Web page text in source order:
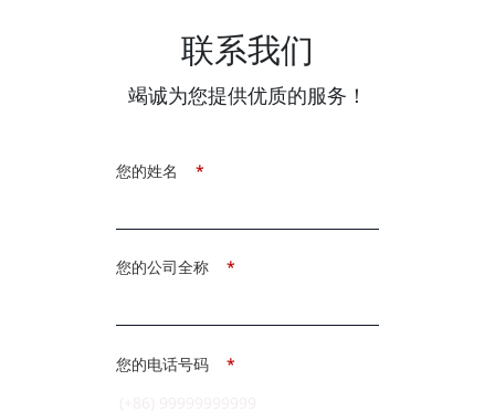
联系我们
竭诚为您提供优质的服务！
*
您的姓名
*
您的公司全称
*
您的电话号码